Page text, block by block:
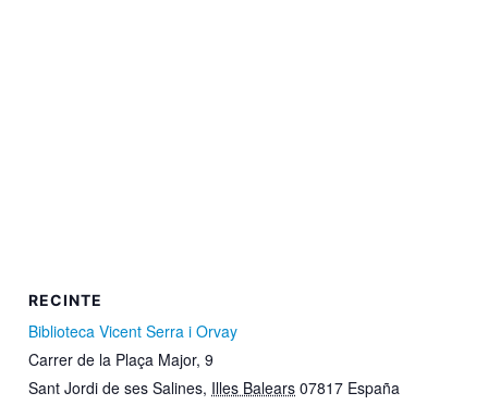
RECINTE
Biblioteca Vicent Serra i Orvay
Carrer de la Plaça Major, 9
Sant Jordi de ses Salines, Illes Balears 07817 España